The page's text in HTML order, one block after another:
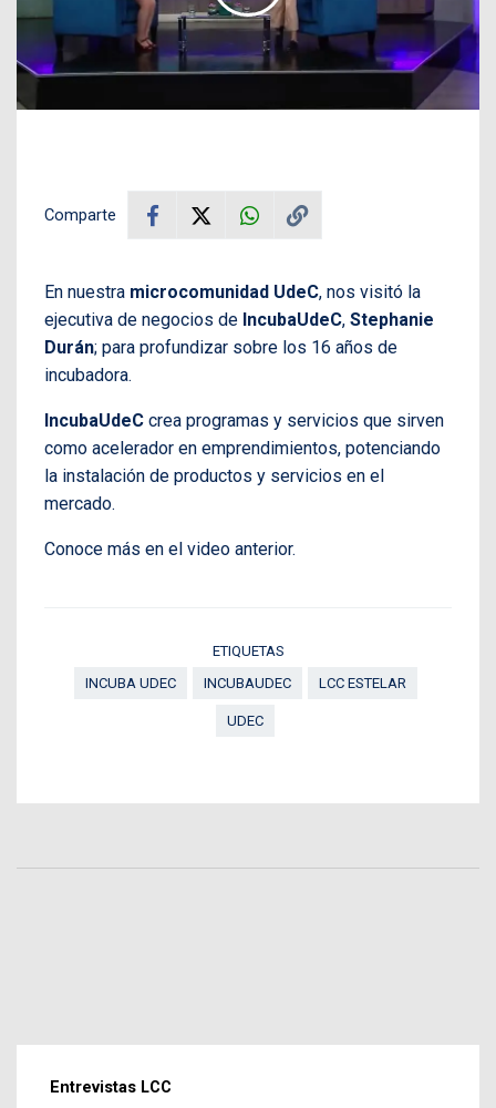
Comparte
En nuestra microcomunidad UdeC, nos visitó la
ejecutiva de negocios de IncubaUdeC, Stephanie
Durán; para profundizar sobre los 16 años de
incubadora.
IncubaUdeC crea programas y servicios que sirven
como acelerador en emprendimientos, potenciando
la instalación de productos y servicios en el
mercado.
Conoce más en el video anterior.
ETIQUETAS
INCUBA UDEC
INCUBAUDEC LCC ESTELAR
UDEC
Entrevistas LCC